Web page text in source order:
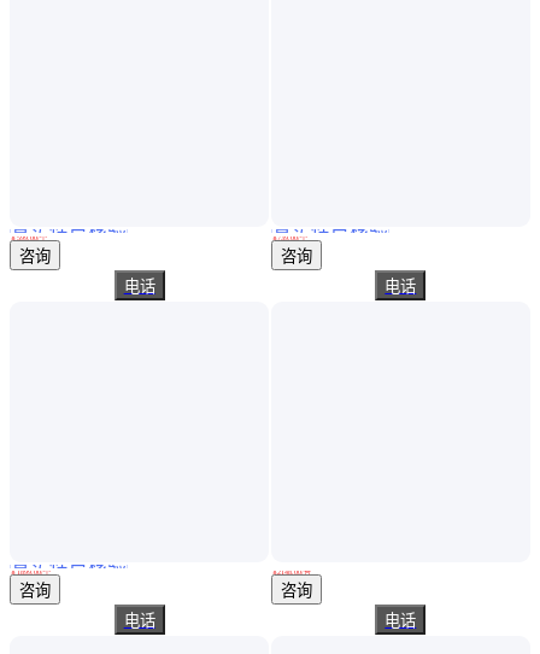
日本PEACOCK 孔雀深度计 T-2C指针针盘式深度规 深度测量仪
真实性已核验
￥599.00/个
广东佛山
咨询
电话
丹麦Leitech 螺纹深度规 螺丝深度测量仪 深度计原装进口
真实性已核验
￥ 1899.00/个
广东佛山
咨询
电话
日本PEACOCK 孔雀深度计T-2W 针盘式深度量表 高精度深度规 原装正品
真实性已核验
￥739 .00/个
广东佛山
咨询
电话
￥2148 .00/台
江苏常州
咨询
电话